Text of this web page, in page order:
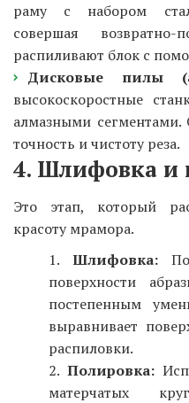
раму с набором
совершая возвратно-
распиливают блок с
Дисковые пилы
высокоскоростные
алмазными
точность и чистоту реза.
4. Шлифовка и
Это этап, который
красоту мрамора.
Шлифовка:
поверхности
постепенным
выравнивает
распиловки.
Полировка:
матерчатых